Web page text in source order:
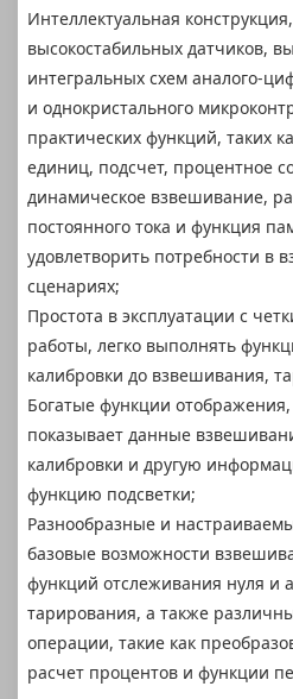
Интеллектуальная
высокостабильных датчиков,
интегральных схем аналого-
и однокристального
практических функций, таких
единиц, подсчет, процентное
динамическое взвешивание,
постоянного тока и функция
удовлетворить потребности в
сценариях;
Простота в эксплуатации с
работы, легко выполнять
калибровки до взвешивания,
Богатые функции
показывает данные
калибровки и другую
функцию подсветки;
Разнообразные и
базовые возможности
функций отслеживания нуля и
тарирования, а также
операции, такие как
расчет процентов и функции